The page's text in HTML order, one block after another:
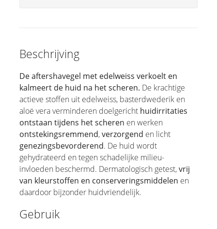
Beschrijving
Deaftershavegel met edelweiss verkoelt en
kalmeert de huid na het scheren. De krachtige
actieve stoffen uit edelweiss, basterdwederik en
aloë vera verminderen doelgericht huidirritaties
ontstaan tijdens het scheren en werken
ontstekingsremmend,verzorgend en licht
genezingsbevorderend. De huid wordt
gehydrateerd en tegen schadelijke milieu-
invloeden beschermd. Dermatologisch getest,vrij
van kleurstoffen en conserveringsmiddelen en
daardoor bijzonder huidvriendelijk.
Gebruik